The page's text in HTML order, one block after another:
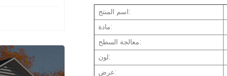
اسم المنتج:
مادة:
معالجة السطح:
لون:
عرض: